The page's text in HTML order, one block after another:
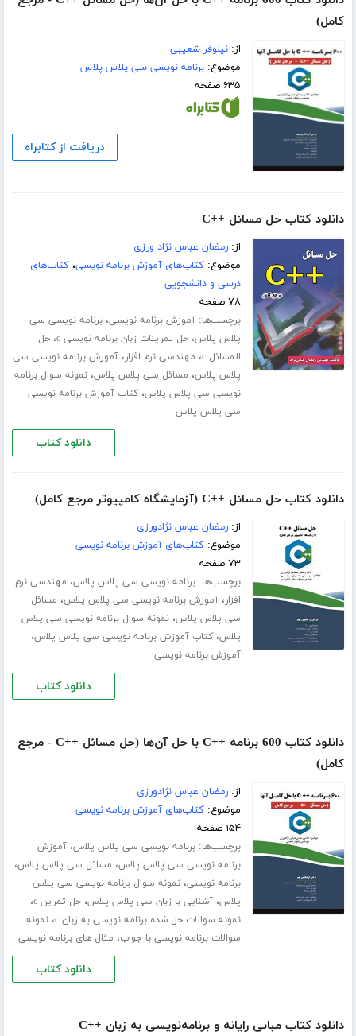
کامل)
از:نیلوفر شعیبی
موضوع:برنامه نویسی سی پلاس پلاس
۶۳۵ صفحه
دریافت از کتابراه
دانلود کتاب حل مسائل ++C
از:رمضان عباس نژاد ورزی
موضوع:کتاب‌های آموزش برنامه نویسی،کتاب‌های
درسی و دانشجویی
۷۸ صفحه
برچسب‌ها:آموزش برنامه نویسی،برنامه نویسی سی
پلاس پلاس،حل تمرینات زبان برنامه نویسی c ،حل
المسائل c ، مهندسی نرم افزار،آموزش برنامه نویسی سی
پلاس پلاس، مسائل سی پلاس پلاس،نمونه سوال برنامه
نویسی سی پلاس پلاس،کتاب آموزش برنامه نویسی
سی پلاس پلاس
دانلود کتاب
دانلود کتاب حل مسائل ++C (آزمایشگاه کامپیوتر مرجع کامل)
از:رمضان عباس نژادورزی
موضوع:کتاب‌های آموزش برنامه نویسی
۷۳ صفحه
برچسب‌ها:برنامه نویسی سی پلاس پلاس، مهندسی نرم
افزار،آموزش برنامه نویسی سی پلاس پلاس، مسائل
سی پلاس پلاس،نمونه سوال برنامه نویسی سی پلاس
پلاس،کتاب آموزش برنامه نویسی سی پلاس پلاس،
آموزش برنامه نویسی
دانلود کتاب
دانلود کتاب 600 برنامه ++C با حل آن‌ها (حل مسائل ++C - مرجع
کامل)
از:رمضان عباس نژادورزی
موضوع:کتاب‌های آموزش برنامه نویسی
۱۵۴ صفحه
برچسب‌ها:برنامه نویسی سی پلاس پلاس،آموزش
برنامه نویسی سی پلاس پلاس، مسائل سی پلاس پلاس،
برنامه نویسی،نمونه سوال برنامه نویسی سی پلاس
پلاس،آشنایی با زبان سی پلاس پلاس،حل تمرین c ،
نمونه سوالات حل شده برنامه نویسی به زبان c ،نمونه
سوالات برنامه نویسی با جواب، مثال های برنامه نویسی
دانلود کتاب
دانلود کتاب مبانی رایانه و برنامه‌نویسی به زبان ++C